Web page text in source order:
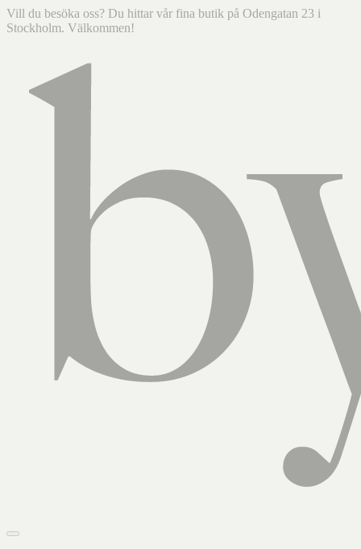
Vill du besöka oss? Du hittar vår fina butik på Odengatan 23 i
Stockholm. Välkommen!